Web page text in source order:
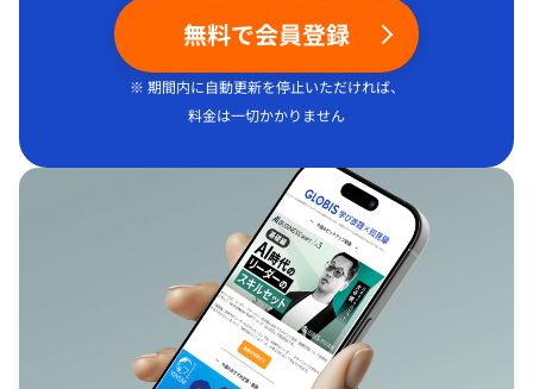
無料で会員登録
※ 期間内に自動更新を停止いただければ、
料金は一切かかりません